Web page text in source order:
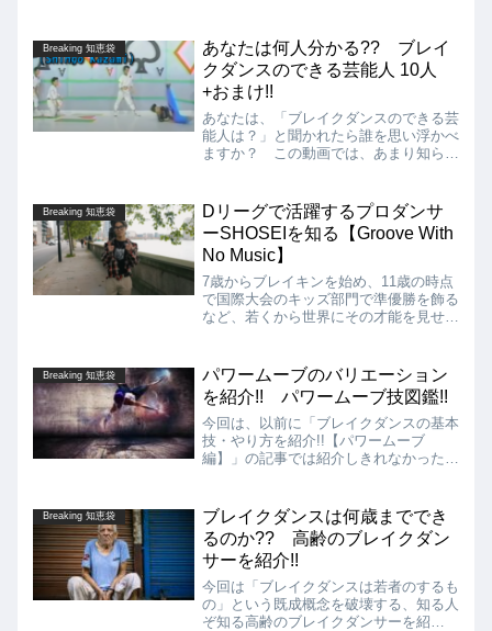
うか？ この記事では知る人ぞ知るブレ
イクダンス漫画を紹介します!!
Breaking 知恵袋
あなたは何人分かる?? ブレイ
クダンスのできる芸能人 10人
+おまけ!!
あなたは、「ブレイクダンスのできる芸
能人は？」と聞かれたら誰を思い浮かべ
ますか？ この動画では、あまり知られ
から、そんな人まで？と思われるかもし
れない意外な人までブレイクダンスので
きる芸能人10人＋おまけ（笑）を紹介
しています!!
Breaking 知恵袋
Dリーグで活躍するプロダンサ
ーSHOSEIを知る【Groove With
No Music】
7歳からブレイキンを始め、11歳の時点
で国際大会のキッズ部門で準優勝を飾る
など、若くから世界にその才能を見せる
の態度や姿勢へのこだわり、Dリーグの
こと、Bboyとして得た人生の知恵など
様々な質問を投げかけています!!
Breaking 知恵袋
パワームーブのバリエーション
を紹介!! パワームーブ技図鑑!!
今回は、以前に「ブレイクダンスの基本
技・やり方を紹介!!【パワームーブ
編】」の記事では紹介しきれなかったパ
Breaking 知恵袋
ブレイクダンスは何歳まででき
るのか?? 高齢のブレイクダン
サーを紹介!!
今回は「ブレイクダンスは若者のするも
の」という既成概念を破壊する、知る人
ぞ知る高齢のブレイクダンサーを紹